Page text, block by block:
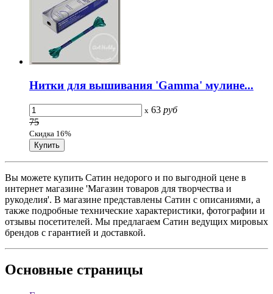
Нитки для вышивания 'Gamma' мулине...
x 63 руб
75
Скидка 16%
Вы можете купить Сатин недорого и по выгодной цене в
интернет магазине 'Магазин товаров для творчества и
рукоделия'. В магазине представлены Сатин с описаниями, а
также подробные технические характеристики, фотографии и
отзывы посетителей. Мы предлагаем Сатин ведущих мировых
брендов с гарантией и доставкой.
Основные страницы